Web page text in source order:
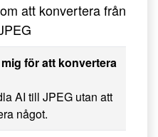
att konvertera från
för att konvertera
AI till JPEG utan att
något.